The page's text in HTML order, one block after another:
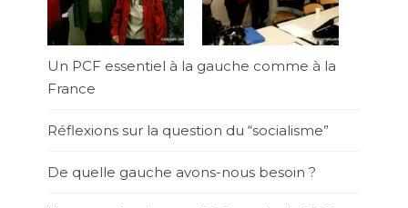
Un PCF essentiel à la gauche comme à la
France
Réflexions sur la question du “socialisme”
De quelle gauche avons-nous besoin ?